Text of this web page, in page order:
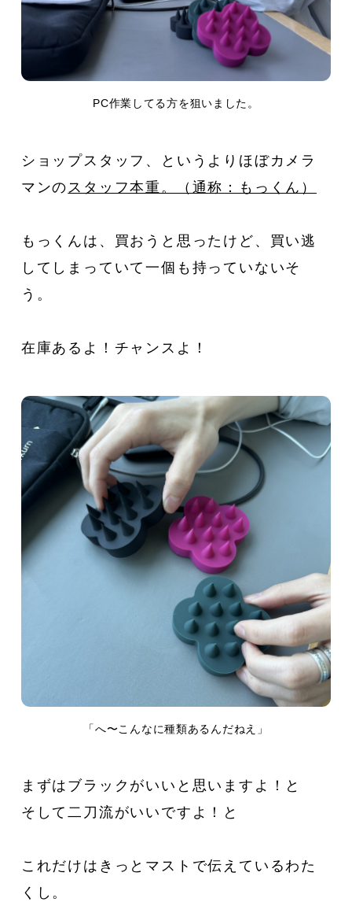
PC作業してる方を狙いました。
ショップスタッフ、というよりほぼカメラ
マンの スタッフ本重。（通称：もっくん）
もっくんは、買おうと思ったけど、買い逃
してしまっていて一個も持っていないそ
う。
在庫あるよ！チャンスよ！
「へ〜こんなに種類あるんだねえ」
まずはブラックがいいと思いますよ！と
そして二刀流がいいですよ！と
これだけはきっとマストで伝えているわた
くし。